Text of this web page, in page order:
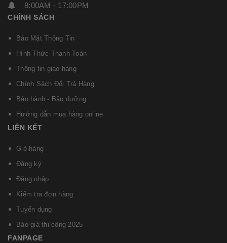
8:00AM - 17:00PM
CHÍNH SÁCH
Bảo Mật Thông Tin
Hình Thức Thanh Toán
Thông tin giao hàng
Chính Sách Đổi Trả Hàng
Bảo hành - Bảo dưỡng
Hướng dẫn mua hàng online
LIÊN KẾT
Giỏ hàng
Đăng ký
Đăng nhập
Kiểm tra đơn hàng
Tuyển dụng
Báo giá thi công 2025
FANPAGE